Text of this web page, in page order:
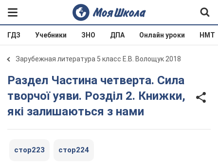
ГДЗ Учебники ЗНО ДПА Онлайн уроки НМТ
Зарубежная литература 5 класс Е.В. Волощук 2018
Раздел Частина четверта. Сила
творчої уяви. Розділ 2. Книжки,
які залишаються з нами
стор223 стор224